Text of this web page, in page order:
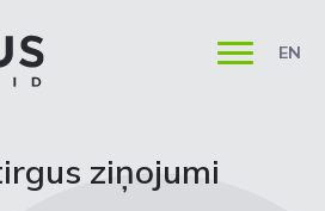
EN
ziņojumi